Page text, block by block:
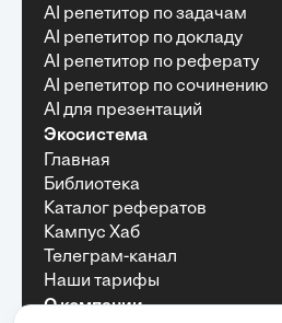
Рекомендую Кампус АИ
учиться эффективно и с
Марина Щербакова
Пользуюсь сайтом Кампус АИ
месяцев и хочу отметить
удобства и
отлично подходит как для
обучения, так и для
подача информации
актуальных примеров.
AI репетитор по задачам
AI репетитор по докладу
AI репетитор по реферату
AI репетитор по сочинению
AI для презентаций
Экосистема
Главная
Библиотека
Каталог рефератов
Кампус Хаб
Телеграм-канал
Наши тарифы
О компании